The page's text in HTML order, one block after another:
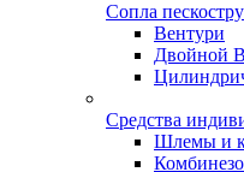
Сопла
Вентури
Двойной
Средства
Шлемы и